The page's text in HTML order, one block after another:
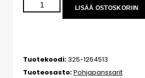
LISÄÄ OSTOSKORIIN
Tuotekoodi:325-1264513
Tuoteosasto:Pohjapanssarit